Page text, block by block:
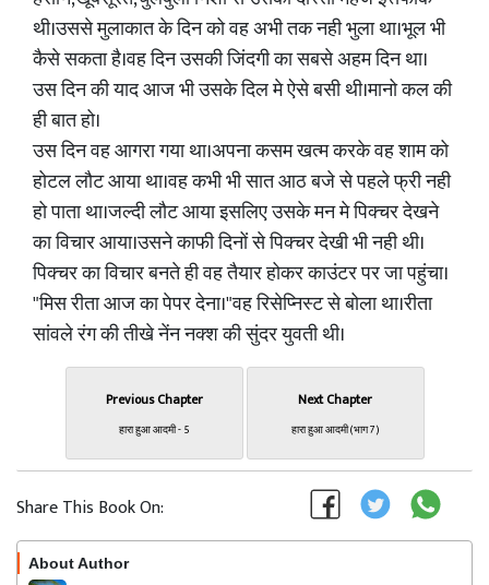
थी।उससे मुलाकात के दिन को वह अभी तक नही भुला था।भूल भी
कैसे सकता है।वह दिन उसकी जिंदगी का सबसे अहम दिन था।
उस दिन की याद आज भी उसके दिल मे ऐसे बसी थी।मानो कल की
ही बात हो।
उस दिन वह आगरा गया था।अपना कसम खत्म करके वह शाम को
होटल लौट आया था।वह कभी भी सात आठ बजे से पहले फ्री नही
हो पाता था।जल्दी लौट आया इसलिए उसके मन मे पिक्चर देखने
का विचार आया।उसने काफी दिनों से पिक्चर देखी भी नही थी।
पिक्चर का विचार बनते ही वह तैयार होकर काउंटर पर जा पहुंचा।
"मिस रीता आज का पेपर देना।"वह रिसेप्निस्ट से बोला था।रीता
सांवले रंग की तीखे नेंन नक्श की सुंदर युवती थी।
Previous Chapter
हारा हुआ आदमी - 5
Next Chapter
हारा हुआ आदमी (भाग 7)
Share This Book On:
About Author